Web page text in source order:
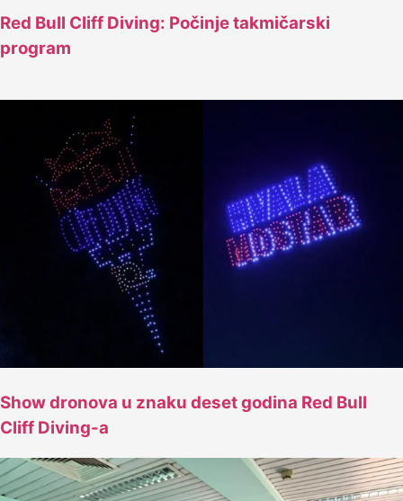
Red Bull Cliff Diving: Počinje takmičarski
program
Show dronova u znaku deset godina Red Bull
Cliff Diving-a